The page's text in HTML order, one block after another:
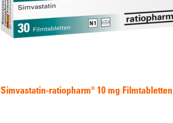
Simvastatin-ratiopharm® 10 mg Filmtabletten